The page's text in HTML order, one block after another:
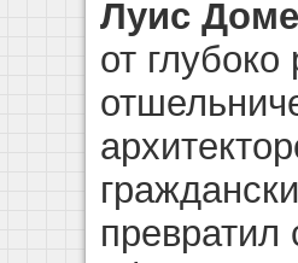
Луис
от глубоко
превратил